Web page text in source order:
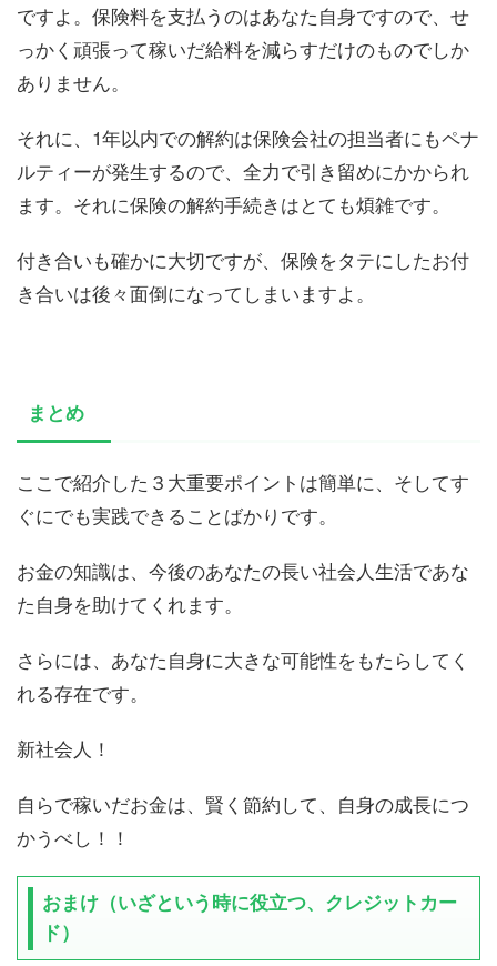
ですよ。保険料を支払うのはあなた自身ですので、せ
っかく頑張って稼いだ給料を減らすだけのものでしか
ありません。
それに、1年以内での解約は保険会社の担当者にもペナ
ルティーが発生するので、全力で引き留めにかかられ
ます。それに保険の解約手続きはとても煩雑です。
付き合いも確かに大切ですが、保険をタテにしたお付
き合いは後々面倒になってしまいますよ。
まとめ
ここで紹介した３大重要ポイントは簡単に、そしてす
ぐにでも実践できることばかりです。
お金の知識は、今後のあなたの長い社会人生活であな
た自身を助けてくれます。
さらには、あなた自身に大きな可能性をもたらしてく
れる存在です。
新社会人！
自らで稼いだお金は、賢く節約して、自身の成長につ
かうべし！！
おまけ（いざという時に役立つ、クレジットカー
ド）